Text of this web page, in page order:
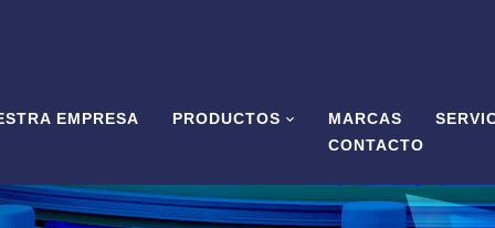
EMPRESA PRODUCTOS MARCAS
CONTACTO